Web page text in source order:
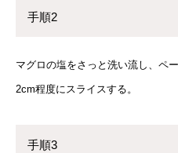
手順2
マグロの塩をさっと洗い流し、ペ
2cm程度にスライスする。
手順3